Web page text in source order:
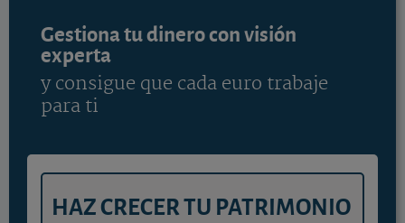
Gestiona tu dinero con visión
experta
y consigue que cada euro trabaje
para ti
HAZ CRECER TU PATRIMONIO